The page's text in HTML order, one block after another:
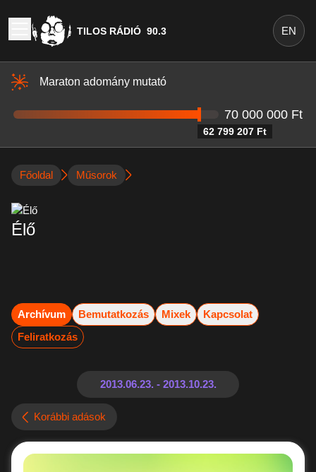
TILOS RÁDIÓ 90.3 EN
Maraton adomány mutató
62 799 207 Ft
70 000 000 Ft
Főoldal Műsorok
Élő
Archívum Bemutatkozás Mixek
Kapcsolat
Feliratkozás
Korábbi adások